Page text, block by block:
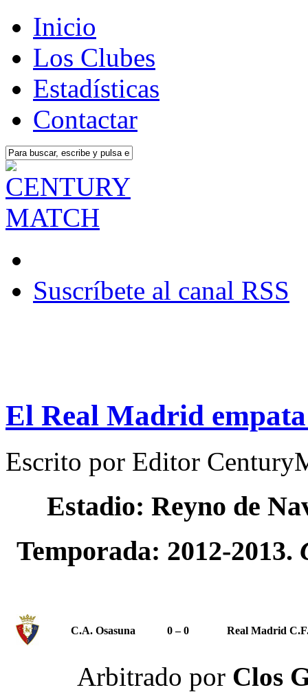
Inicio
Los Clubes
Estadísticas
Contactar
Suscríbete al canal RSS
El Real Madrid empata
Escrito por Editor
Estadio: Reyno de
Temporada: 2012-2013.
C.A. Osasuna 0 – 0 Real Madrid
Arbitrado por Clos